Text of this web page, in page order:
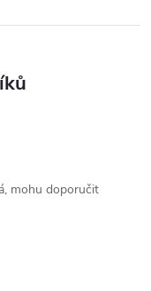
mohu doporučit